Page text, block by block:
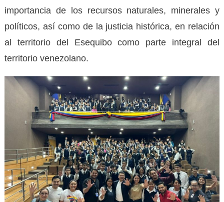
importancia de los recursos naturales, minerales y
políticos, así como de la justicia histórica, en relación
al territorio del Esequibo como parte integral del
territorio venezolano.